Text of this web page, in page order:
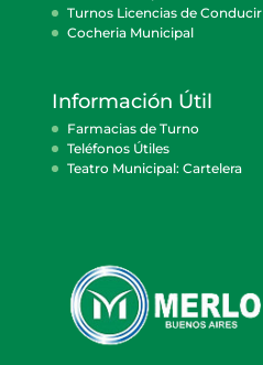
Turnos Licencias de Conducir
Cocheria Municipal
Información Útil
Farmacias de Turno
Teléfonos Útiles
Teatro Municipal: Cartelera